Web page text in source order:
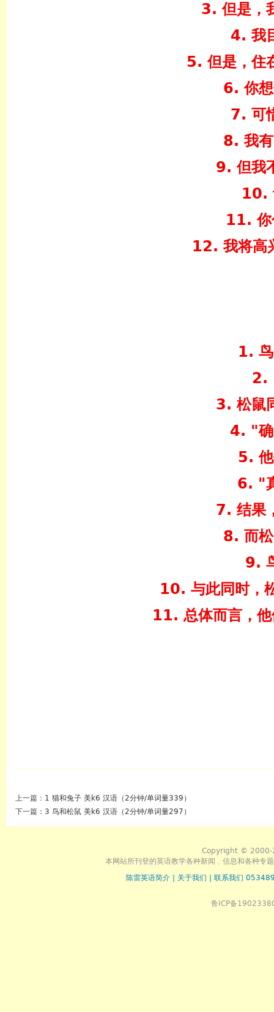
3. 但是，
4. 我
5. 但是，住
6. 你
7. 可
8. 我
9. 但我
10.
11. 你
12. 我将高
1.
2.
3. 松鼠
4. "确
5.
6. "
7. 结果
8. 而
9.
10. 与此同时，
11. 总体而言，他
上一篇： 1 猫和兔子 美k6 汉语（2分钟/单词量339）
下一篇： 3 鸟和松鼠 美k6 汉语（2分钟/单词量297）
Copyright © 2000-
本网站所刊登的英语教学各种新闻﹑信息和各种专
陈雷英语简介
关于我们 联系我们
鲁ICP备